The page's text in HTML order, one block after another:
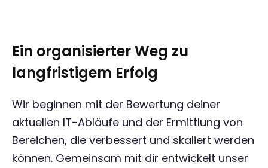
Ein organisierter Weg zu
langfristigem Erfolg
Wir beginnen mit der Bewertung deiner
aktuellen IT-Abläufe und der Ermittlung von
Bereichen, die verbessert und skaliert werden
können. Gemeinsam mit dir entwickelt unser